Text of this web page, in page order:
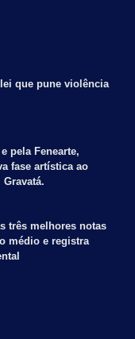
que pune violência
pela Fenearte,
fase artística ao
três melhores notas
médio e registra